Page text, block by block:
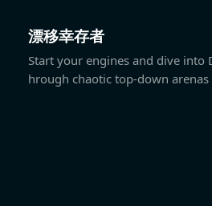
漂移幸存者
Start your engines and dive
hrough chaotic top-down arenas